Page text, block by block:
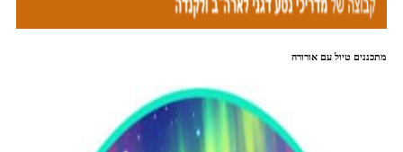
מתכננים טיול עם אורורה